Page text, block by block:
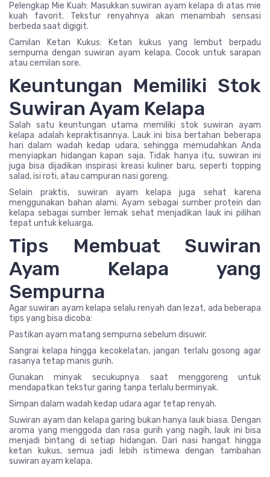
Pelengkap Mie Kuah: Masukkan suwiran ayam kelapa di atas mie
kuah favorit. Tekstur renyahnya akan menambah sensasi
berbeda saat digigit.
Camilan Ketan Kukus: Ketan kukus yang lembut berpadu
sempurna dengan suwiran ayam kelapa. Cocok untuk sarapan
atau cemilan sore.
Keuntungan Memiliki Stok
Suwiran Ayam Kelapa
Salah satu keuntungan utama memiliki stok suwiran ayam
kelapa adalah kepraktisannya. Lauk ini bisa bertahan beberapa
hari dalam wadah kedap udara, sehingga memudahkan Anda
menyiapkan hidangan kapan saja. Tidak hanya itu, suwiran ini
juga bisa dijadikan inspirasi kreasi kuliner baru, seperti topping
salad, isi roti, atau campuran nasi goreng.
Selain praktis, suwiran ayam kelapa juga sehat karena
menggunakan bahan alami. Ayam sebagai sumber protein dan
kelapa sebagai sumber lemak sehat menjadikan lauk ini pilihan
tepat untuk keluarga.
Tips Membuat Suwiran
Ayam Kelapa yang
Sempurna
Agar suwiran ayam kelapa selalu renyah dan lezat, ada beberapa
tips yang bisa dicoba:
Pastikan ayam matang sempurna sebelum disuwir.
Sangrai kelapa hingga kecokelatan, jangan terlalu gosong agar
rasanya tetap manis gurih.
Gunakan minyak secukupnya saat menggoreng untuk
mendapatkan tekstur garing tanpa terlalu berminyak.
Simpan dalam wadah kedap udara agar tetap renyah.
Suwiran ayam dan kelapa garing bukan hanya lauk biasa. Dengan
aroma yang menggoda dan rasa gurih yang nagih, lauk ini bisa
menjadi bintang di setiap hidangan. Dari nasi hangat hingga
ketan kukus, semua jadi lebih istimewa dengan tambahan
suwiran ayam kelapa.